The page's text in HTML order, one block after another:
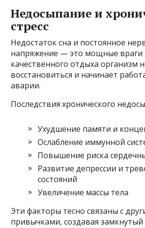
Недосыпание и
стресс
Недостаток сна и постоянное
напряжение — это мощные враги
качественного отдыха организм
восстановиться и начинает
аварии.
Последствия хронического
Ухудшение памяти и
Ослабление иммунной
Повышение риска
Развитие депрессии и
состояний
Увеличение массы тела
Эти факторы тесно связаны с
привычками, создавая замкнутый